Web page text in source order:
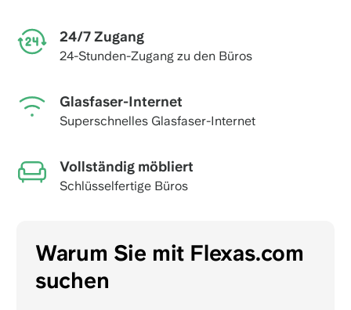
24/7 Zugang
24-Stunden-Zugang zu den Büros
Glasfaser-Internet
Superschnelles Glasfaser-Internet
Vollständig möbliert
Schlüsselfertige Büros
Warum Sie mit Flexas.com
suchen